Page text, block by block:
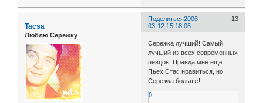
Поделиться 13
2006-
03-12 15:18:06
Tacsa
Люблю Сережку
Сережка лучший! Самый
лучший из всех современных
певцов. Правда мне еще
Пьех Стас нравиться, но
Сережка больше!
0